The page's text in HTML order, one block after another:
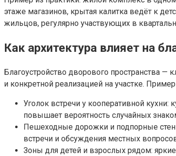
этаже магазинов, крытая калитка ведёт к
жильцов, регулярно участвующих в
Как архитектура влияет на
Благоустройство дворового пространства
и конкретной реализацией на участке.
Уголок встречи у кооперативной
повышает вероятность случайных
Пешеходные дорожки и подпорные
встречи и обсуждения местных
Зоны для детей и взрослых рядом: